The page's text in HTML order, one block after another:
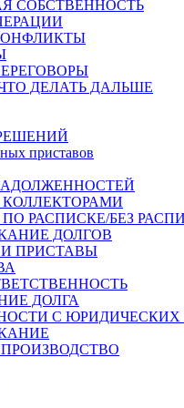
СОБСТВЕННОСТЬ
ДЕЛАТЬ ДАЛЬШЕ
приставов
РАСПИСКЕ/БЕЗ
ДОЛГОВ
ПРИСТАВЫ
ДОЛГА
С ЮРИДИЧЕСКИХ